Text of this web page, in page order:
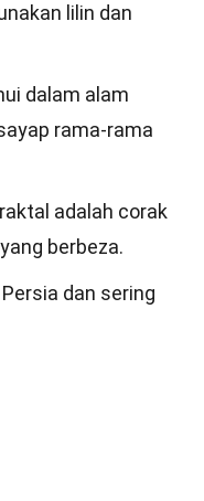
lilin dan
dalam alam
rama-rama
adalah corak
berbeza.
dan sering